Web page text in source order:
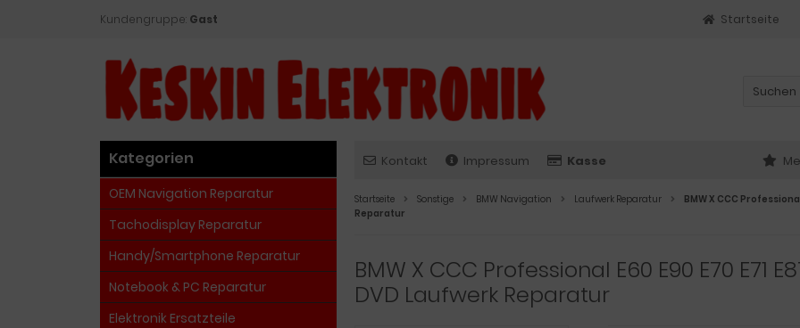
Kundengruppe: Gast Startseite
Kontakt Impressum Kasse
Startseite Sonstige BMW Navigation Laufwerk Reparatur
BMW X CCC
Reparatur
BMW X CCC Professional E60 E90 E70 E71
DVD Laufwerk Reparatur
Kategorien
OEM Navigation Reparatur
Tachodisplay Reparatur
Handy/Smartphone Reparatur
Notebook & PC Reparatur
Elektronik Ersatzteile